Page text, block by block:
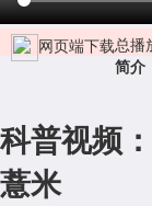
网页端下载总播
简介
科普视频
薏米